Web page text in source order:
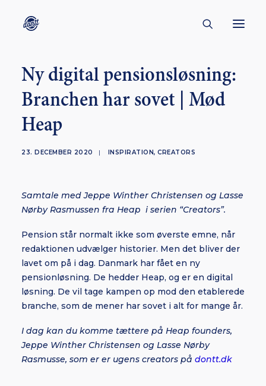
CONTACT
ABOUT
ENGLISH
BORNHOLM
SUBSCRIBE
Ny digital pensionsløsning:
Branchen har sovet | Mød
Heap
23. DECEMBER 2020 | INSPIRATION, CREATORS
Samtale med Jeppe Winther Christensen og Lasse
Nørby Rasmussen fra Heap i serien “Creators”.
Pension står normalt ikke som øverste emne, når
redaktionen udvælger historier. Men det bliver der
lavet om på i dag. Danmark har fået en ny
pensionløsning. De hedder Heap, og er en digital
løsning. De vil tage kampen op mod den etablerede
branche, som de mener har sovet i alt for mange år.
I dag kan du komme tættere på Heap founders,
Jeppe Winther Christensen og Lasse Nørby
Rasmusse, som er er ugens creators på dontt.dk